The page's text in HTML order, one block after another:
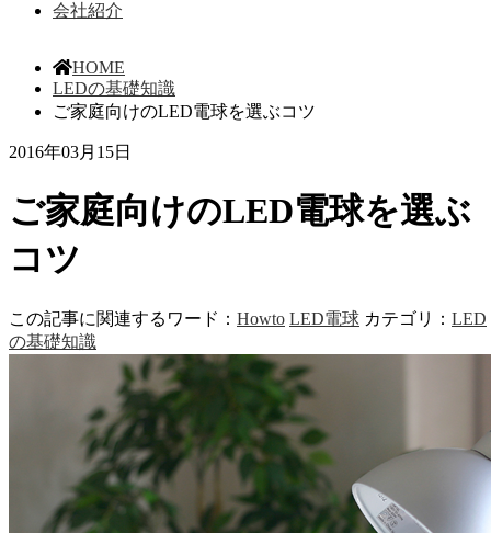
会社紹介
HOME
LEDの基礎知識
ご家庭向けのLED電球を選ぶコツ
2016年03月15日
ご家庭向けのLED電球を選ぶ
コツ
この記事に関連するワード： Howto LED電球 カテゴリ： LED
の基礎知識